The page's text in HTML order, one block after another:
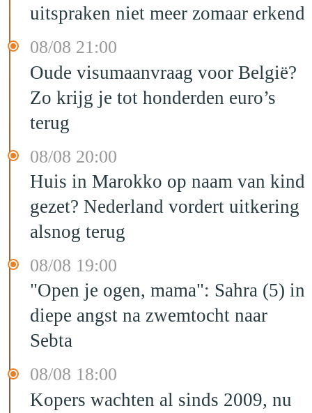
uitspraken niet meer zomaar erkend
08/08 21:00
Oude visumaanvraag voor België?
Zo krijg je tot honderden euro’s
terug
08/08 20:00
Huis in Marokko op naam van kind
gezet? Nederland vordert uitkering
alsnog terug
08/08 19:00
"Open je ogen, mama": Sahra (5) in
diepe angst na zwemtocht naar
Sebta
08/08 18:00
Kopers wachten al sinds 2009, nu